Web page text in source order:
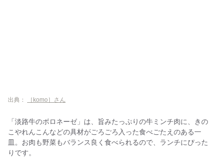
出典： ［komo］さん
「淡路牛のボロネーゼ」は、旨みたっぷりの牛ミンチ肉に、きの
こやれんこんなどの具材がごろごろ入った食べごたえのある一
皿。お肉も野菜もバランス良く食べられるので、ランチにぴった
りです。